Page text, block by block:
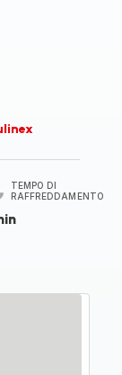
TEMPO DI
RAFFREDDAMENTO